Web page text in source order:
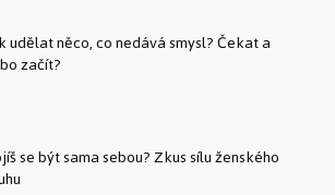
udělat něco, co nedává smysl? Čekat a
začít?
se být sama sebou? Zkus sílu ženského